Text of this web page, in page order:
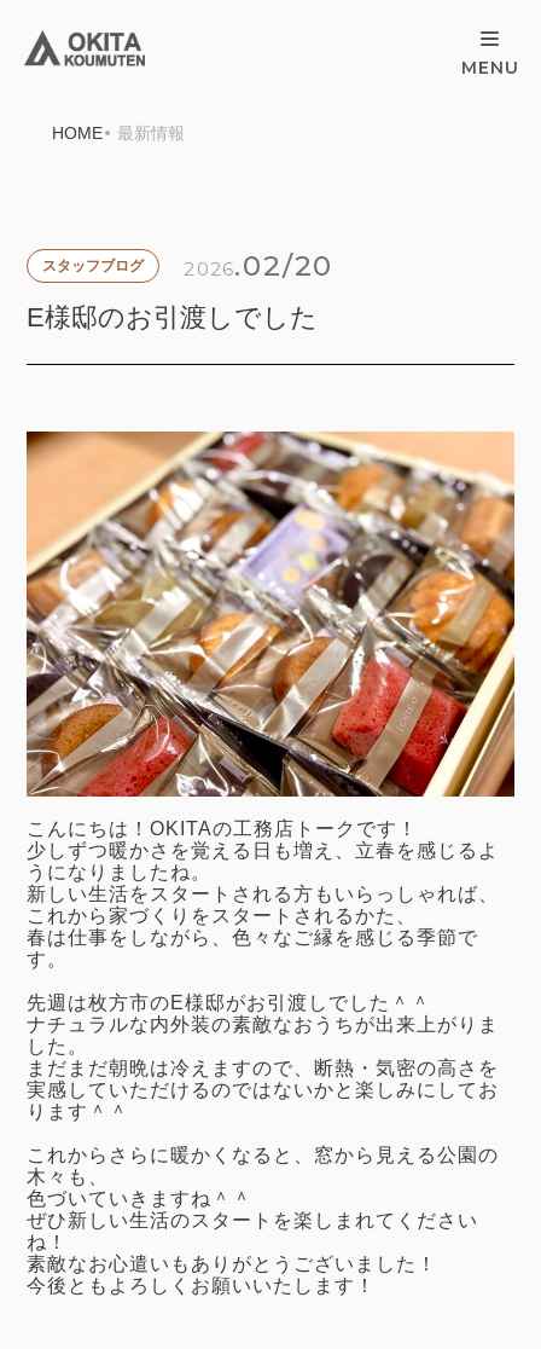
HOME 最新情報
スタッフブログ 2026.02/20
E様邸のお引渡しでした
こんにちは！OKITAの工務店トークです！
少しずつ暖かさを覚える日も増え、立春を感じるよ
うになりましたね。
新しい生活をスタートされる方もいらっしゃれば、
これから家づくりをスタートされるかた、
春は仕事をしながら、色々なご縁を感じる季節で
す。
先週は枚方市のE様邸がお引渡しでした＾＾
ナチュラルな内外装の素敵なおうちが出来上がりま
した。
まだまだ朝晩は冷えますので、断熱・気密の高さを
実感していただけるのではないかと楽しみにしてお
ります＾＾
これからさらに暖かくなると、窓から見える公園の
木々も、
色づいていきますね＾＾
ぜひ新しい生活のスタートを楽しまれてください
ね！
素敵なお心遣いもありがとうございました！
今後ともよろしくお願いいたします！